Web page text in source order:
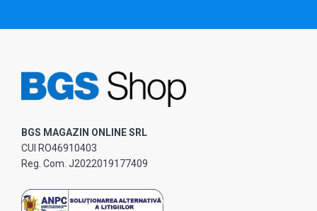
BGS MAGAZIN ONLINE SRL
CUI RO46910403
Reg. Com. J2022019177409